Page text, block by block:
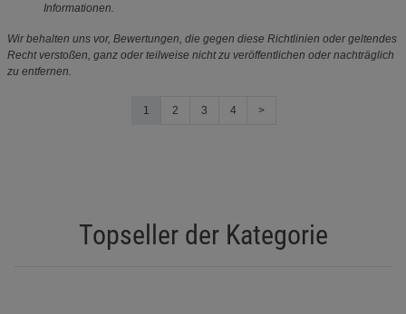
Informationen.
Wir behalten uns vor, Bewertungen, die gegen diese Richtlinien oder geltendes
Recht verstoßen, ganz oder teilweise nicht zu veröffentlichen oder nachträglich
zu entfernen.
1 2 3 4 >
Topseller der Kategorie